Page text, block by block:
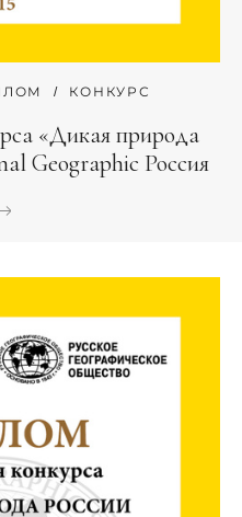
КОНКУРС
«Дикая природа
Geographic Россия